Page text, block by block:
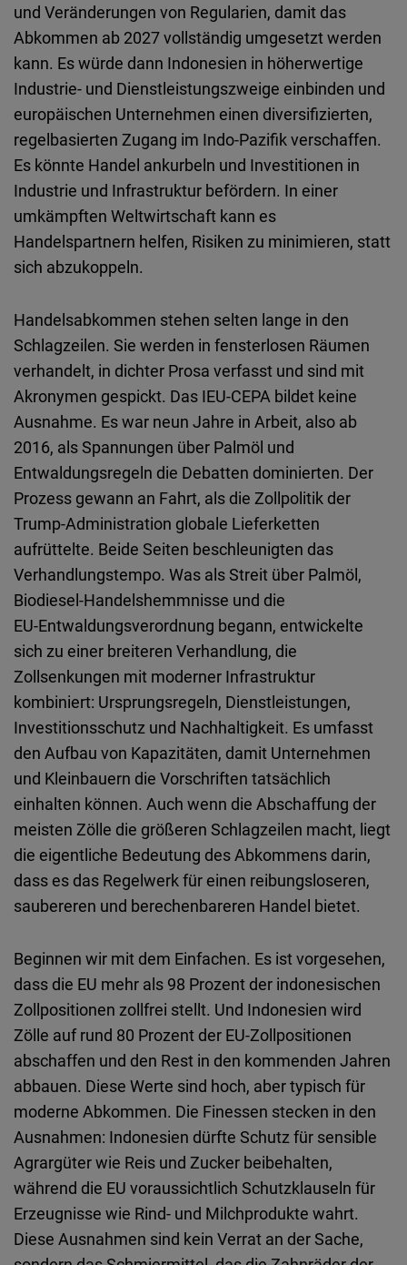
und Veränderungen von Regularien, damit das
Abkommen ab 2027 vollständig umgesetzt werden
kann. Es würde dann Indonesien in höherwertige
Industrie‑ und Dienstleistungszweige einbinden und
europäischen Unternehmen einen diversifizierten,
regelbasierten Zugang im Indo‑Pazifikverschaffen.
Es könnte Handel ankurbeln und Investitionen in
Industrie und Infrastruktur befördern. In einer
umkämpften Weltwirtschaft kann es
Handelspartnern helfen, Risiken zu minimieren, statt
sich abzukoppeln.
Handelsabkommen stehen selten lange in den
Schlagzeilen. Sie werden in fensterlosen Räumen
verhandelt, in dichter Prosa verfasst und sind mit
Akronymen gespickt. Das IEU‑CEPA bildet keine
Ausnahme. Es war neun Jahre in Arbeit, also ab
2016, als Spannungen über Palmöl und
Entwaldungsregeln die Debatten dominierten. Der
Prozess gewann an Fahrt, als die Zollpolitik der
Trump‑Administration globale Lieferketten
aufrüttelte. Beide Seiten beschleunigten das
Verhandlungstempo. Was als Streit über Palmöl,
Biodiesel‑Handelshemmnisse und die
EU‑Entwaldungsverordnung begann, entwickelte
sich zu einer breiteren Verhandlung, die
Zollsenkungen mit moderner Infrastruktur
kombiniert: Ursprungsregeln, Dienstleistungen,
Investitionsschutz und Nachhaltigkeit. Es umfasst
den Aufbau von Kapazitäten, damit Unternehmen
und Kleinbauern die Vorschriften tatsächlich
einhalten können. Auch wenn die Abschaffung der
meisten Zölle die größeren Schlagzeilen macht, liegt
die eigentliche Bedeutung des Abkommens darin,
dass es das Regelwerk für einen reibungsloseren,
saubereren und berechenbareren Handel bietet.
Beginnen wir mit dem Einfachen. Es ist vorgesehen,
dass die EU mehr als 98 Prozent der indonesischen
Zollpositionen zollfrei stellt. Und Indonesien wird
Zölle auf rund 80 Prozent der EU‑Zollpositionen
abschaffen und den Rest in den kommenden Jahren
abbauen. Diese Werte sind hoch, aber typisch für
moderne Abkommen. Die Finessen stecken in den
Ausnahmen: Indonesien dürfte Schutz für sensible
Agrargüter wie Reis und Zucker beibehalten,
während die EU voraussichtlich Schutzklauseln für
Erzeugnisse wie Rind‑ und Milchprodukte wahrt.
Diese Ausnahmen sind kein Verrat an der Sache,